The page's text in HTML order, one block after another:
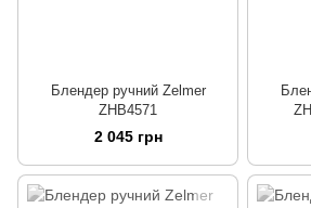
Блендер ручний Zelmer
ZHB4571
2 045 грн